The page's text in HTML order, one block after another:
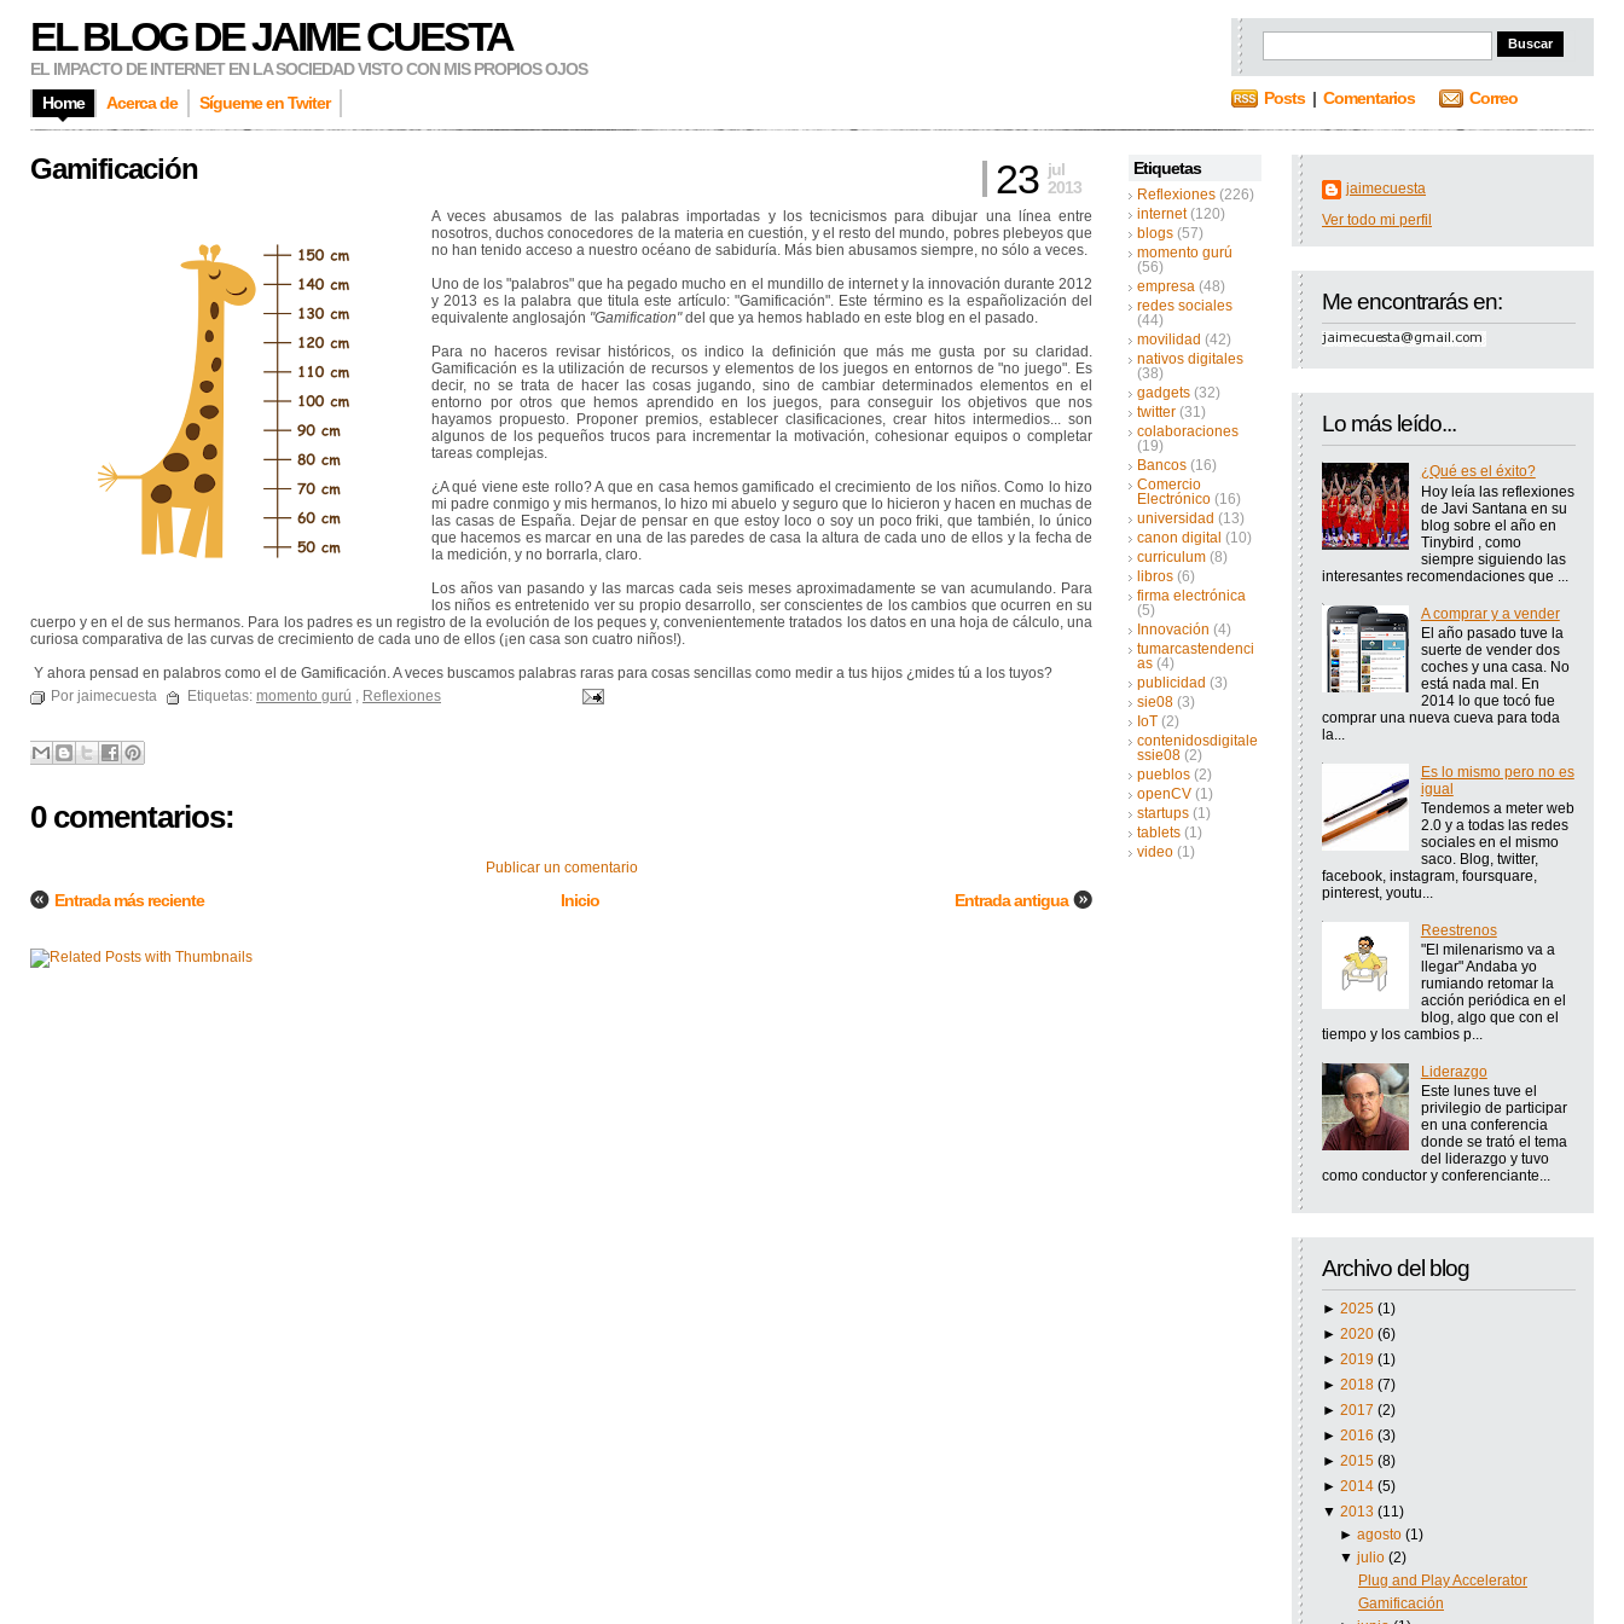
EL BLOG DE JAIME CUESTA
EL IMPACTO DE INTERNET EN LA SOCIEDAD VISTO CON MIS PROPIOS OJOS
Home
Acerca de Sígueme en Twiter Posts| Comentarios Correo
Etiquetas
Reflexiones (226)
internet (120)
blogs (57)
momento gurú
(56)
empresa (48)
redes sociales
(44)
movilidad (42)
nativos digitales
(38)
gadgets (32)
twitter (31)
colaboraciones
(19)
Bancos (16)
Comercio
Electrónico (16)
universidad (13)
canon digital (10)
curriculum (8)
libros (6)
firma electrónica
(5)
Innovación (4)
tumarcastendenci
as (4)
publicidad (3)
sie08 (3)
IoT (2)
contenidosdigitale
ssie08 (2)
pueblos (2)
openCV (1)
startups (1)
tablets (1)
video (1)
jaimecuesta
Ver todo mi perfil
Me encontrarás en:
Lo más leído...
¿Qué es el éxito?
Hoy leía las reflexiones
de Javi Santana en su
blog sobre el año en
Tinybird , como
siempre siguiendo las
interesantes recomendaciones que ...
A comprar y a vender
El año pasado tuve la
suerte de vender dos
coches y una casa. No
está nada mal. En
2014 lo que tocó fue
comprar una nueva cueva para toda
la...
Es lo mismo pero no es
igual
Tendemos a meter web
2.0 y a todas las redes
sociales en el mismo
saco. Blog, twitter,
facebook, instagram, foursquare,
pinterest, youtu...
Reestrenos
"El milenarismo va a
llegar" Andaba yo
rumiando retomar la
acción periódica en el
blog, algo que con el
tiempo y los cambios p...
Liderazgo
Este lunes tuve el
privilegio de participar
en una conferencia
donde se trató el tema
del liderazgo y tuvo
como conductor y conferenciante...
Archivo del blog
► 2025 (1)
► 2020 (6)
► 2019 (1)
► 2018 (7)
► 2017 (2)
► 2016 (3)
► 2015 (8)
► 2014 (5)
▼ 2013 (11)
►agosto(1)
▼julio(2)
Plug and Play Accelerator
Gamificación
Gamificación 23 jul
2013
A veces abusamos de las palabras importadas y los tecnicismos para dibujar una línea entre
nosotros, duchos conocedores de la materia en cuestión, y el resto del mundo, pobres plebeyos que
no han tenido acceso a nuestro océano de sabiduría. Más bien abusamos siempre, no sólo a veces.
Uno de los "palabros" que ha pegado mucho en el mundillo de internet y la innovación durante 2012
y 2013 es la palabra que titula este artículo: "Gamificación". Este término es la españolización del
equivalente anglosajón "Gamification"del que ya hemos hablado en este blog en el pasado.
Para no haceros revisar históricos, os indico la definición que más me gusta por su claridad.
Gamificación es la utilización de recursos y elementos de los juegos en entornos de "no juego". Es
decir, no se trata de hacer las cosas jugando, sino de cambiar determinados elementos en el
entorno por otros que hemos aprendido en los juegos, para conseguir los objetivos que nos
hayamos propuesto. Proponer premios, establecer clasificaciones, crear hitos intermedios... son
algunos de los pequeños trucos para incrementar la motivación, cohesionar equipos o completar
tareas complejas.
¿A qué viene este rollo? A que en casa hemos gamificado el crecimiento de los niños. Como lo hizo
mi padre conmigo y mis hermanos, lo hizo mi abuelo y seguro que lo hicieron y hacen en muchas de
las casas de España. Dejar de pensar en que estoy loco o soy un poco friki, que también, lo único
que hacemos es marcar en una de las paredes de casa la altura de cada uno de ellos y la fecha de
la medición, y no borrarla, claro.
Los años van pasando y las marcas cada seis meses aproximadamente se van acumulando. Para
los niños es entretenido ver su propio desarrollo, ser conscientes de los cambios que ocurren en su
cuerpo y en el de sus hermanos. Para los padres es un registro de la evolución de los peques y, convenientemente tratados los datos en una hoja de cálculo, una
curiosa comparativa de las curvas de crecimiento de cada uno de ellos (¡en casa son cuatro niños!).
Y ahora pensad en palabros como el de Gamificación. A veces buscamos palabras raras para cosas sencillas como medir a tus hijos ¿mides tú a los tuyos?
Por jaimecuesta
Etiquetas: momento gurú , Reflexiones
0 comentarios:
Publicar un comentario
Entrada más reciente Entrada antigua
Inicio